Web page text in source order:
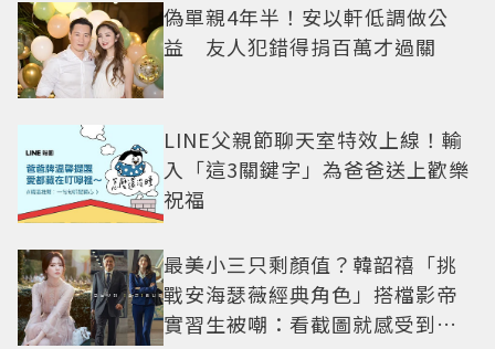
偽單親4年半！安以軒低調做公
益 友人犯錯得捐百萬才過關
LINE父親節聊天室特效上線！輸
入「這3關鍵字」為爸爸送上歡樂
祝福
最美小三只剩顏值？韓韶禧「挑
戰安海瑟薇經典角色」搭檔影帝
實習生被嘲：看截圖就感受到演